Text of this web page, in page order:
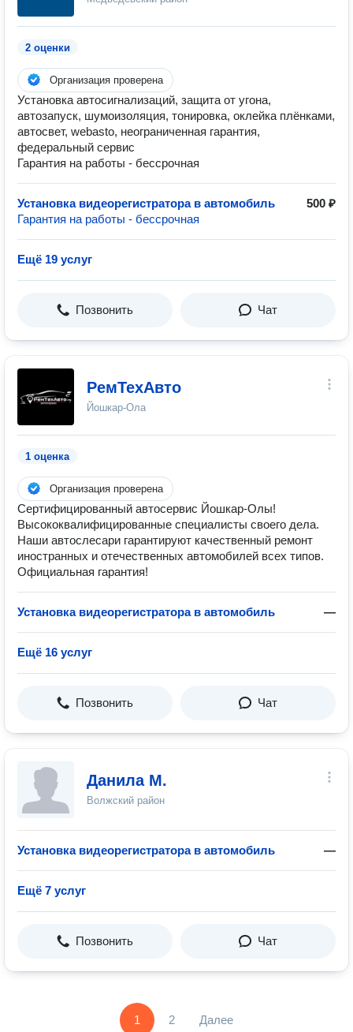
2 оценки
Организация проверена
Установка автосигнализаций, защита от угона,
автозапуск, шумоизоляция, тонировка, оклейка плёнками,
автосвет, webasto, неограниченная гарантия,
федеральный сервис
Гарантия на работы - бессрочная
Установка видеорегистратора в автомобиль
500 ₽
Гарантия на работы - бессрочная
Ещё 19 услуг
Позвонить Чат
РемТехАвто
Йошкар-Ола
1 оценка
Организация проверена
Сертифицированный автосервис Йошкар-Олы!
Высококвалифицированные специалисты своего дела.
Наши автослесари гарантируют качественный ремонт
иностранных и отечественных автомобилей всех типов.
Официальная гарантия!
Установка видеорегистратора в автомобиль —
Ещё 16 услуг
Позвонить Чат
Данила М.
Волжский район
Установка видеорегистратора в автомобиль —
Ещё 7 услуг
Позвонить Чат
1 2 Далее